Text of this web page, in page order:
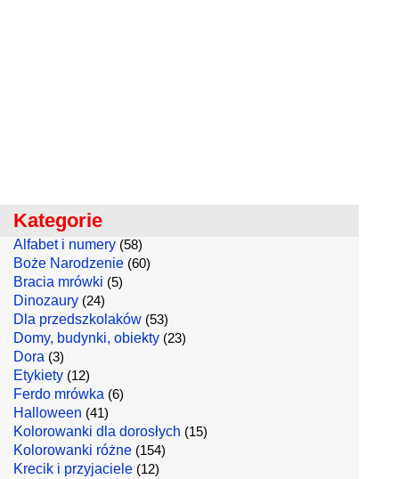
Kategorie
Alfabet i numery (58)
Boże Narodzenie (60)
Bracia mrówki (5)
Dinozaury (24)
Dla przedszkolaków (53)
Domy, budynki, obiekty (23)
Dora (3)
Etykiety (12)
Ferdo mrówka (6)
Halloween (41)
Kolorowanki dla dorosłych (15)
Kolorowanki różne (154)
Krecik i przyjaciele (12)